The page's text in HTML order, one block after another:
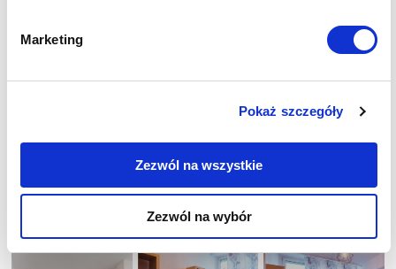
Marketing
Pokaż szczegóły
Zezwól na wszystkie
Zezwól na wybór